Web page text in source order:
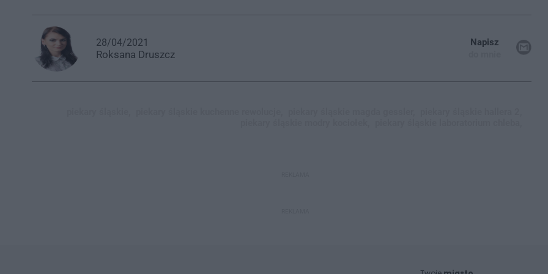
28/04/2021
Roksana Druszcz
Napisz